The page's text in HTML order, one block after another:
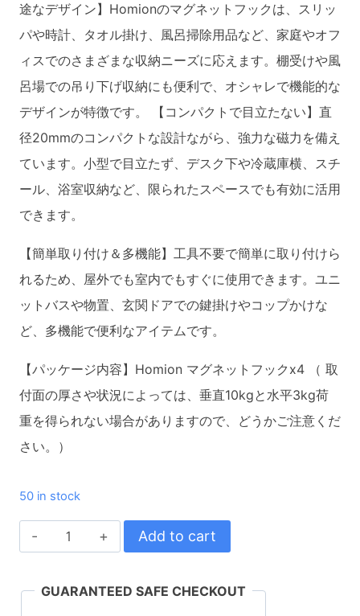
途なデザイン】Homionのマグネットフックは、スリッ
パや時計、タオル掛け、風呂掃除用品など、家庭やオフ
ィスでのさまざまな収納ニーズに応えます。棚受けや風
呂場での吊り下げ収納にも便利で、オシャレで機能的な
デザインが特徴です。 【コンパクトで目立たない】直
径20mmのコンパクトな設計ながら、強力な磁力を備え
ています。小型で目立たず、デスク下や冷蔵庫横、スチ
ール、浴室収納など、限られたスペースでも有効に活用
できます。
【簡単取り付け＆多機能】工具不要で簡単に取り付けら
れるため、屋外でも室内でもすぐに使用できます。ユニ
ットバスや物置、玄関ドアでの鍵掛けやコップかけな
ど、多機能で便利なアイテムです。
【パッケージ内容】Homion マグネットフックx4 （ 取
付面の厚さや状況によっては、垂直10kgと水平3kg荷
重を得られない場合がありますので、どうかご注意くだ
さい。）
50 in stock
【4
セ
Add to cart
GUARANTEED SAFE CHECKOUT